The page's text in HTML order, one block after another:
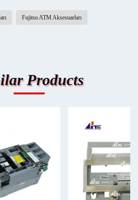
Fujitsu ATM Aksesuarları
Products